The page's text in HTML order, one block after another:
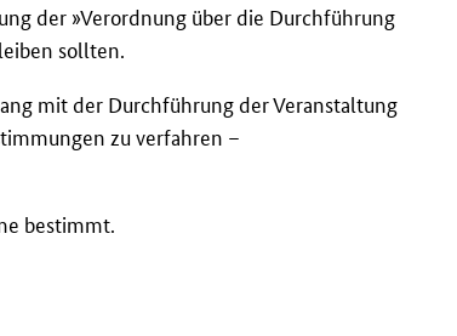
der »Verordnung über die Durchführung
sollten.
mit der Durchführung der Veranstaltung
zu verfahren –
bestimmt.